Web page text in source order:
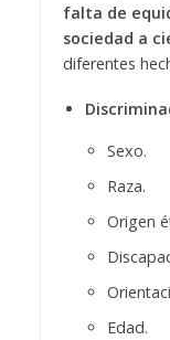
falta de
sociedad a
diferentes
Sexo.
Raza.
Origen
Edad.